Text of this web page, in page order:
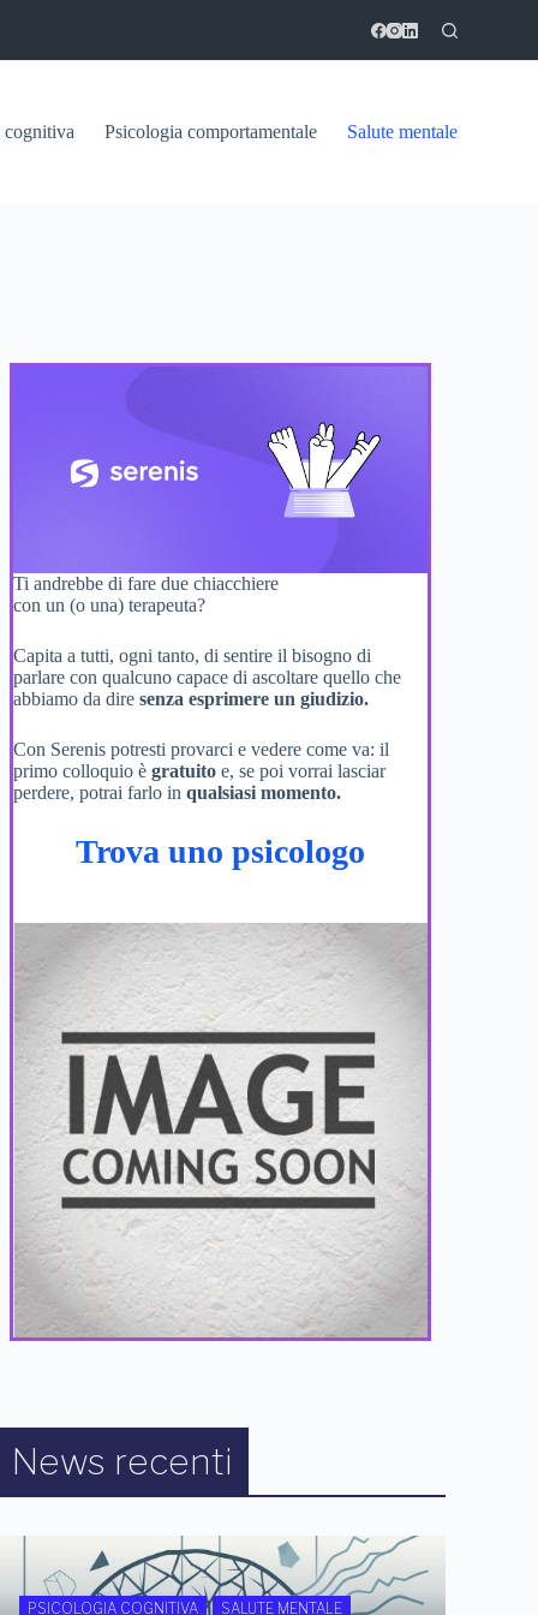
cognitiva Psicologia comportamentale Salute mentale
Ti andrebbe di fare due chiacchiere
con un (o una) terapeuta?
Capita a tutti, ogni tanto, di sentire il bisogno di
parlare con qualcuno capace di ascoltare quello che
abbiamo da diresenza esprimere un giudizio.
Con Serenis potresti provarci e vedere come va: il
primo colloquio ègratuito e, se poi vorrai lasciar
perdere, potrai farlo inqualsiasi momento.
Trova uno psicologo
News recenti
PSICOLOGIA COGNITIVA SALUTE MENTALE